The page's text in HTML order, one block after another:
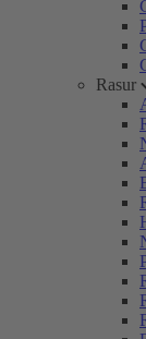
Rasur